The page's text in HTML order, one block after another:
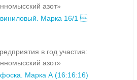
азот»
Марка 16/1 
в год участия:
азот»
Марка А (16:16:16)